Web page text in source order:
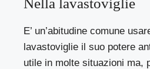
E’ un’abitudine comune
lavastoviglie il suo potere
utile in molte situazioni ma,